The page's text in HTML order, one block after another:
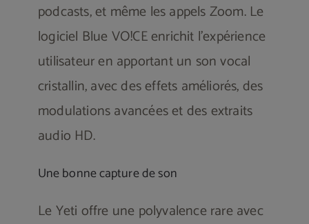
podcasts, et même les appels Zoom. Le
logiciel Blue VO!CE enrichit l’expérience
utilisateur en apportant un son vocal
cristallin, avec des effets améliorés, des
modulations avancées et des extraits
audio HD.
Une bonne capture de son
Le Yeti offre une polyvalence rare avec